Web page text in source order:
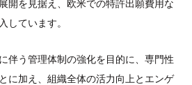
開を見据え、欧米での特許出願費用な
しています。
伴う管理体制の強化を目的に、専門性
に加え、組織全体の活力向上とエンゲ